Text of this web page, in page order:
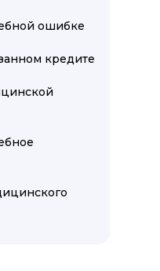
кредите
ошибке